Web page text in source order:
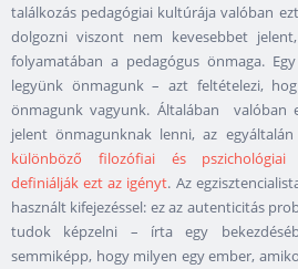
találkozás pedagógiai kultúrája valóban
dolgozni viszont nem kevesebbet
folyamatában a pedagógus önmaga.
legyünk önmagunk – azt feltételezi,
önmagunk vagyunk. Általában valóban
jelent önmagunknak lenni, az
különböző filozófiai és pszichológiai
definiálják ezt az igényt. Az
használt kifejezéssel: ez az autenticitás
tudok képzelni – írta egy
semmiképp, hogy milyen egy ember,